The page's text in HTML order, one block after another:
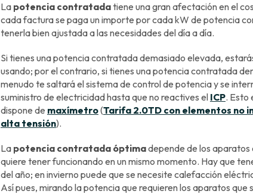
La potencia contratadatiene una gran afectación en el
cada factura se paga un importe por cada kW de potencia
tenerla bien ajustada a las necesidades del día a día.
Si tienes una potencia contratada demasiado elevada,
usando; por el contrario, si tienes una potencia contratada
menudo te saltará el sistema de control de potencia y se
suministro de electricidad hasta que no reactives el ICP. Esto
dispone de maxímetro(Tarifa 2.0TD con elementos no
alta tensión).
La potencia contratada óptimadepende de los aparatos
quiere tener funcionando en un mismo momento. Hay que
del año; en invierno puede que se necesite calefacción
Así pues, mirando la potencia que requieren los aparatos que